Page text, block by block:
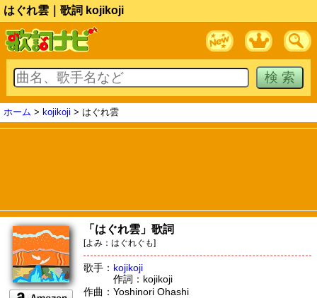
はぐれ雲｜歌詞 kojikoji
ホーム > kojikoji > はぐれ雲
「はぐれ雲」歌詞
[よみ：はぐれぐも]
歌手： kojikoji
作詞：kojikoji
作曲：Yoshinori Ohashi